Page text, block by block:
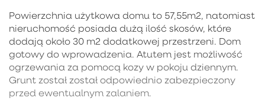
Powierzchnia użytkowa domu to 57,55m2, natomiast
nieruchomość posiada dużą ilość skosów, które
dodają około 30 m2 dodatkowej przestrzeni. Dom
gotowy do wprowadzenia. Atutem jest możliwość
ogrzewania za pomocą kozy w pokoju dziennym.
Grunt został został odpowiednio zabezpieczony
przed ewentualnym zalaniem.